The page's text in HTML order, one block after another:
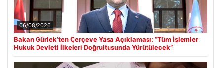
06/08/2026
Bakan Gürlek’ten Çerçeve Yasa Açıklaması: “Tüm İşlemler
Hukuk Devleti İlkeleri Doğrultusunda Yürütülecek”